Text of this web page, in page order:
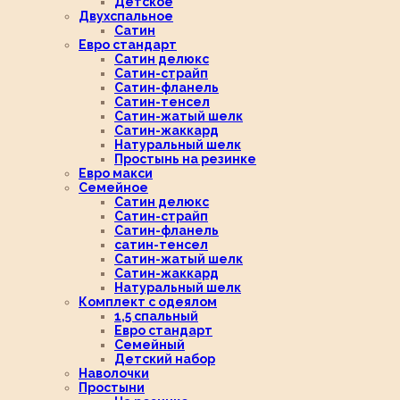
Двухспальное
Сатин
Евро стандарт
Сатин делюкс
Сатин-страйп
Сатин-фланель
Сатин-тенсел
Сатин-жатый шелк
Сатин-жаккард
Натуральный шелк
Простынь на резинке
Евро макси
Семейное
Сатин делюкс
Сатин-страйп
Сатин-фланель
сатин-тенсел
Сатин-жатый шелк
Сатин-жаккард
Натуральный шелк
Комплект с одеялом
1,5 спальный
Евро стандарт
Семейный
Детский набор
Наволочки
Простыни